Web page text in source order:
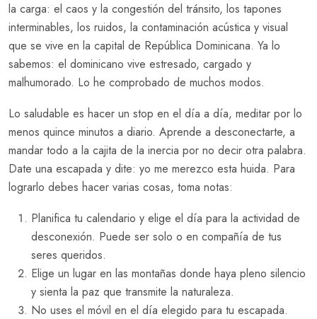
la carga: el caos y la congestión del tránsito, los tapones
interminables, los ruidos, la contaminación acústica y visual
que se vive en la capital de República Dominicana. Ya lo
sabemos: el dominicano vive estresado, cargado y
malhumorado. Lo he comprobado de muchos modos.
Lo saludable es hacer un stop en el día a día, meditar por lo
menos quince minutos a diario. Aprende a desconectarte, a
mandar todo a la cajita de la inercia por no decir otra palabra.
Date una escapada y dite: yo me merezco esta huida. Para
lograrlo debes hacer varias cosas, toma notas:
Planifica tu calendario y elige el día para la actividad de
desconexión. Puede ser solo o en compañía de tus
seres queridos.
Elige un lugar en las montañas donde haya pleno silencio
y sienta la paz que transmite la naturaleza.
No uses el móvil en el día elegido para tu escapada.